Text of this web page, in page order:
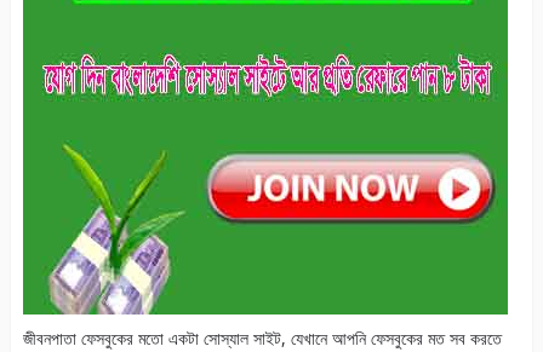
জীবনপাতা ফেসবুকের মতো একটা সোস্যাল সাইট, যেখানে আপনি ফেসবুকের মত সব করতে